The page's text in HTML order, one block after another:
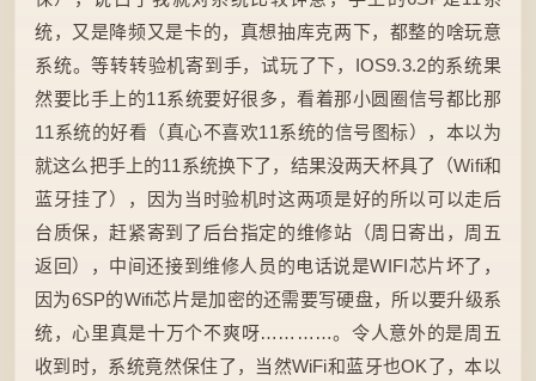
统，又是降频又是卡的，真想抽库克两下，都整的啥玩意
系统。等转转验机寄到手，试玩了下，IOS9.3.2的系统果
然要比手上的11系统要好很多，看着那小圆圈信号都比那
11系统的好看（真心不喜欢11系统的信号图标），本以为
就这么把手上的11系统换下了，结果没两天杯具了（Wifi和
蓝牙挂了），因为当时验机时这两项是好的所以可以走后
台质保，赶紧寄到了后台指定的维修站（周日寄出，周五
返回），中间还接到维修人员的电话说是WIFI芯片坏了，
因为6SP的Wifi芯片是加密的还需要写硬盘，所以要升级系
统，心里真是十万个不爽呀…………。令人意外的是周五
收到时，系统竟然保住了，当然WiFi和蓝牙也OK了，本以